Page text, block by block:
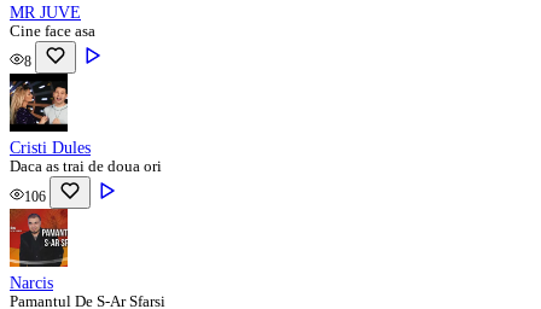
MR JUVE
Cine face asa
8
Cristi Dules
Daca as trai de doua ori
106
Narcis
Pamantul De S-Ar Sfarsi